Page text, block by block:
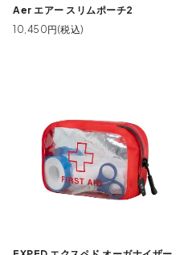
Aer エアー スリムポーチ2
10,450円(税込)